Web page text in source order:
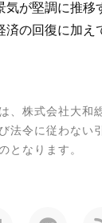
気が堅調に推
済の回復に加え
、株式会社大和
法令に従わない
となります。